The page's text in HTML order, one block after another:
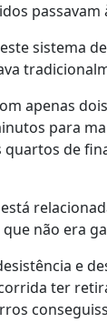
passavam
sistema
apenas
para
de
não era
e
ter